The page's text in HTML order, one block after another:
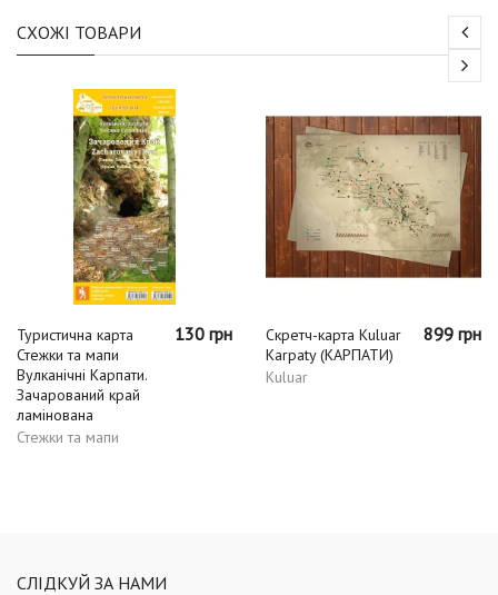
СХОЖІ ТОВАРИ
Туристична карта
Стежки та мапи
Вулканічні Карпати.
Зачарований край
ламінована
Стежки та мапи
130 грн
Скретч-карта Kuluar
Karpaty (КАРПАТИ)
Kuluar
899 грн
СЛІДКУЙ ЗА НАМИ